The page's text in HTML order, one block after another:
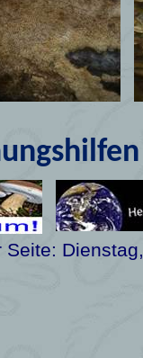
Seite: